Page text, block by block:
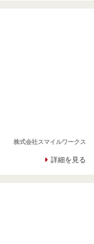
株式会社スマイルワークス
詳細を見る